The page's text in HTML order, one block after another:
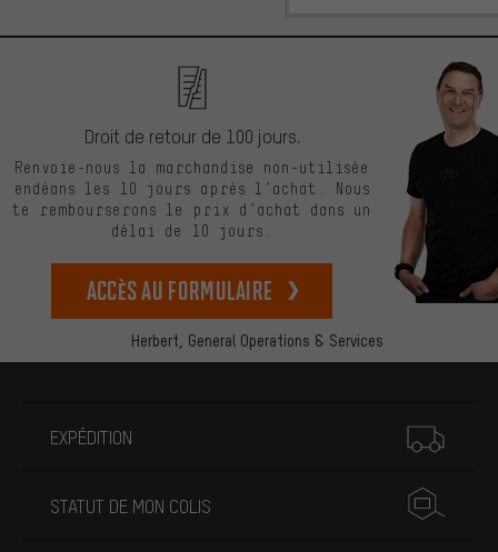
Herbert, General Operations & Services
Droit de retour de 100 jours.
Renvoie-nous la marchandise non-utilisée
endéans les 10 jours après l’achat. Nous
te rembourserons le prix d’achat dans un
délai de 10 jours.
Accès au formulaire
EXPÉDITION
STATUT DE MON COLIS